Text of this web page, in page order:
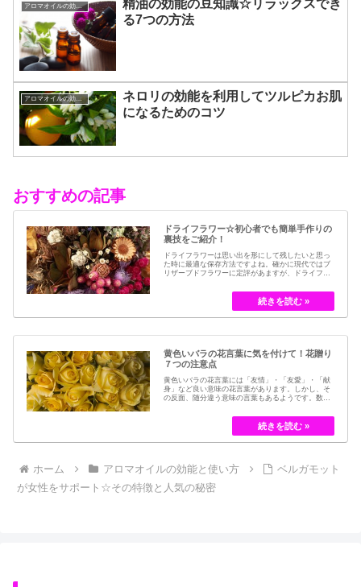
アロマオイルの効能と使い方
精油の効能の豆知識☆リラックスでき
る7つの方法
アロマオイルの効能と使い方
ネロリの効能を利用してツルピカお肌
になるためのコツ
おすすめの記事
ドライフラワー☆初心者でも簡単手作りの
裏技をご紹介！
ドライフラワーは思い出を形にして残したいと思っ
た時に最適な保存方法ですよね。確かに現代ではブ
リザーブドフラワーに定評があますが、ドライフラ
とつです。結婚式のブーケなどに使われた花など、
今では押し花のサービスが有名ですが、昔はドライ
フラワーでも保存されてきました。30代以降の…
黄色いバラの花言葉に気を付けて！花贈り
７つの注意点
黄色いバラの花言葉には「友情」・「友愛」・「献
身」など良い意味の花言葉があります。しかし、そ
の反面、随分違う意味の言葉もあるようです。数多
ローズである「ハイブリット・ティー」の中には、
黄色のバラというのは、存在していませんでした。
しかし、フランスの園芸家ジョセフ・ペルネ＝デ…
ホーム アロマオイルの効能と使い方
ベルガモット
が女性をサポート☆その特徴と人気の秘密